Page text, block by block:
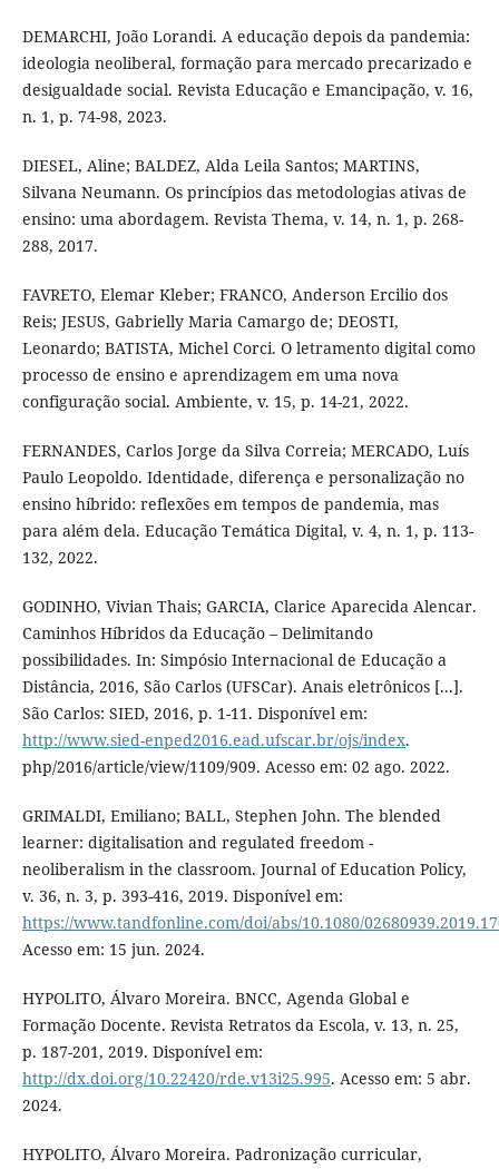
DEMARCHI, João Lorandi. A educação depois da pandemia:
ideologia neoliberal, formação para mercado precarizado e
desigualdade social. Revista Educação e Emancipação, v. 16,
n. 1, p. 74-98, 2023.
DIESEL, Aline; BALDEZ, Alda Leila Santos; MARTINS,
Silvana Neumann. Os princípios das metodologias ativas de
ensino: uma abordagem. Revista Thema, v. 14, n. 1, p. 268-
288, 2017.
FAVRETO, Elemar Kleber; FRANCO, Anderson Ercilio dos
Reis; JESUS, Gabrielly Maria Camargo de; DEOSTI,
Leonardo; BATISTA, Michel Corci. O letramento digital como
processo de ensino e aprendizagem em uma nova
configuração social. Ambiente, v. 15, p. 14-21, 2022.
FERNANDES, Carlos Jorge da Silva Correia; MERCADO, Luís
Paulo Leopoldo. Identidade, diferença e personalização no
ensino híbrido: reflexões em tempos de pandemia, mas
para além dela. Educação Temática Digital, v. 4, n. 1, p. 113-
132, 2022.
GODINHO, Vivian Thais; GARCIA, Clarice Aparecida Alencar.
Caminhos Híbridos da Educação – Delimitando
possibilidades. In: Simpósio Internacional de Educação a
Distância, 2016, São Carlos (UFSCar). Anais eletrônicos [...].
São Carlos: SIED, 2016, p. 1-11. Disponível em:
http://www.sied-enped2016.ead.ufscar.br/ojs/index.
php/2016/article/view/1109/909. Acesso em: 02 ago. 2022.
GRIMALDI, Emiliano; BALL, Stephen John. The blended
learner: digitalisation and regulated freedom -
neoliberalism in the classroom. Journal of Education Policy,
v. 36, n. 3, p. 393-416, 2019. Disponível em:
https://www.tandfonline.com/doi/abs/10.1080/
Acesso em: 15 jun. 2024.
HYPOLITO, Álvaro Moreira. BNCC, Agenda Global e
Formação Docente. Revista Retratos da Escola, v. 13, n. 25,
p. 187-201, 2019. Disponível em:
http://dx.doi.org/10.22420/rde.v13i25.995. Acesso em: 5 abr.
2024.
HYPOLITO, Álvaro Moreira. Padronização curricular,